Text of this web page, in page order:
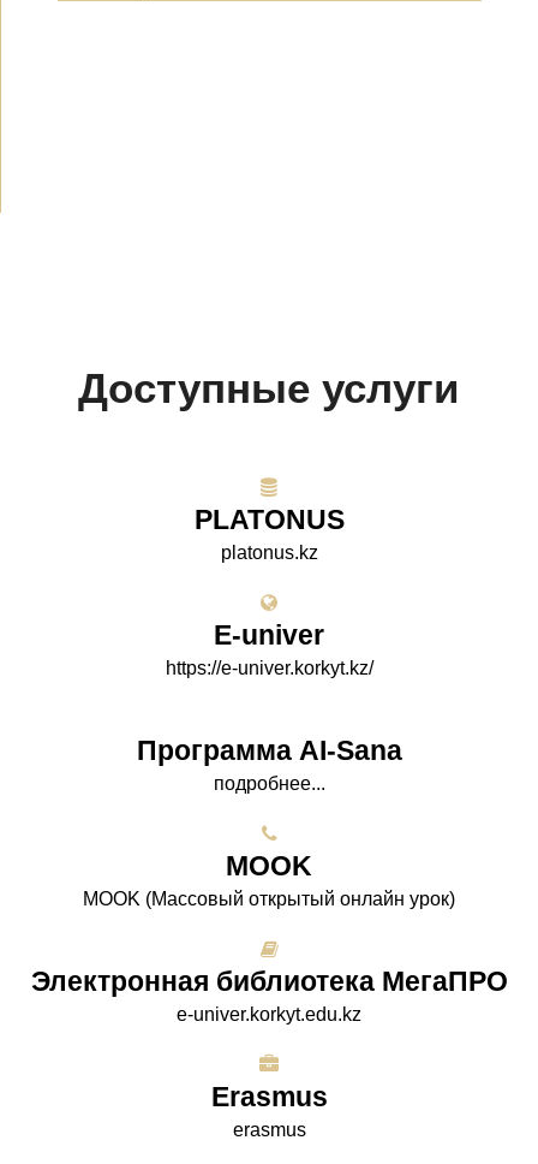
Доступные услуги
PLATONUS
platonus.kz
E-univer
https://e-univer.korkyt.kz/
Программа AI-Sana
подробнее...
МООK
МООK (Массовый открытый онлайн урок)
Электронная библиотека МегаПРО
e-univer.korkyt.edu.kz
Erasmus
erasmus